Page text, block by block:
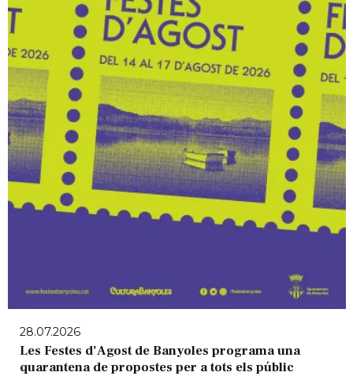
28.07.2026
Les Festes d’Agost de Banyoles programa una
quarantena de propostes per a tots els públic